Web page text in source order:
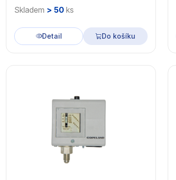
Skladem > 50 ks
Detail Do košíku